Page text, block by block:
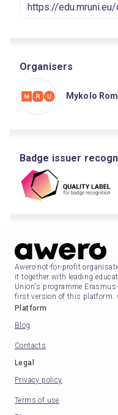
Organisers
Mykolo
Badge issuer
Awero not-for-profit
it together with leading
Union's programme
first version of this platform.
Platform
Blog
Contacts
Legal
Privacy policy
Terms of use